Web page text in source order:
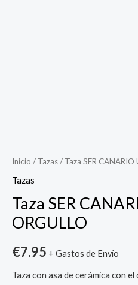
Inicio / Tazas/ Taza SER CANARIO
Tazas
Taza SER
ORGULLO
€7.95 + Gastos de Envío
Taza con asa de cerámica con